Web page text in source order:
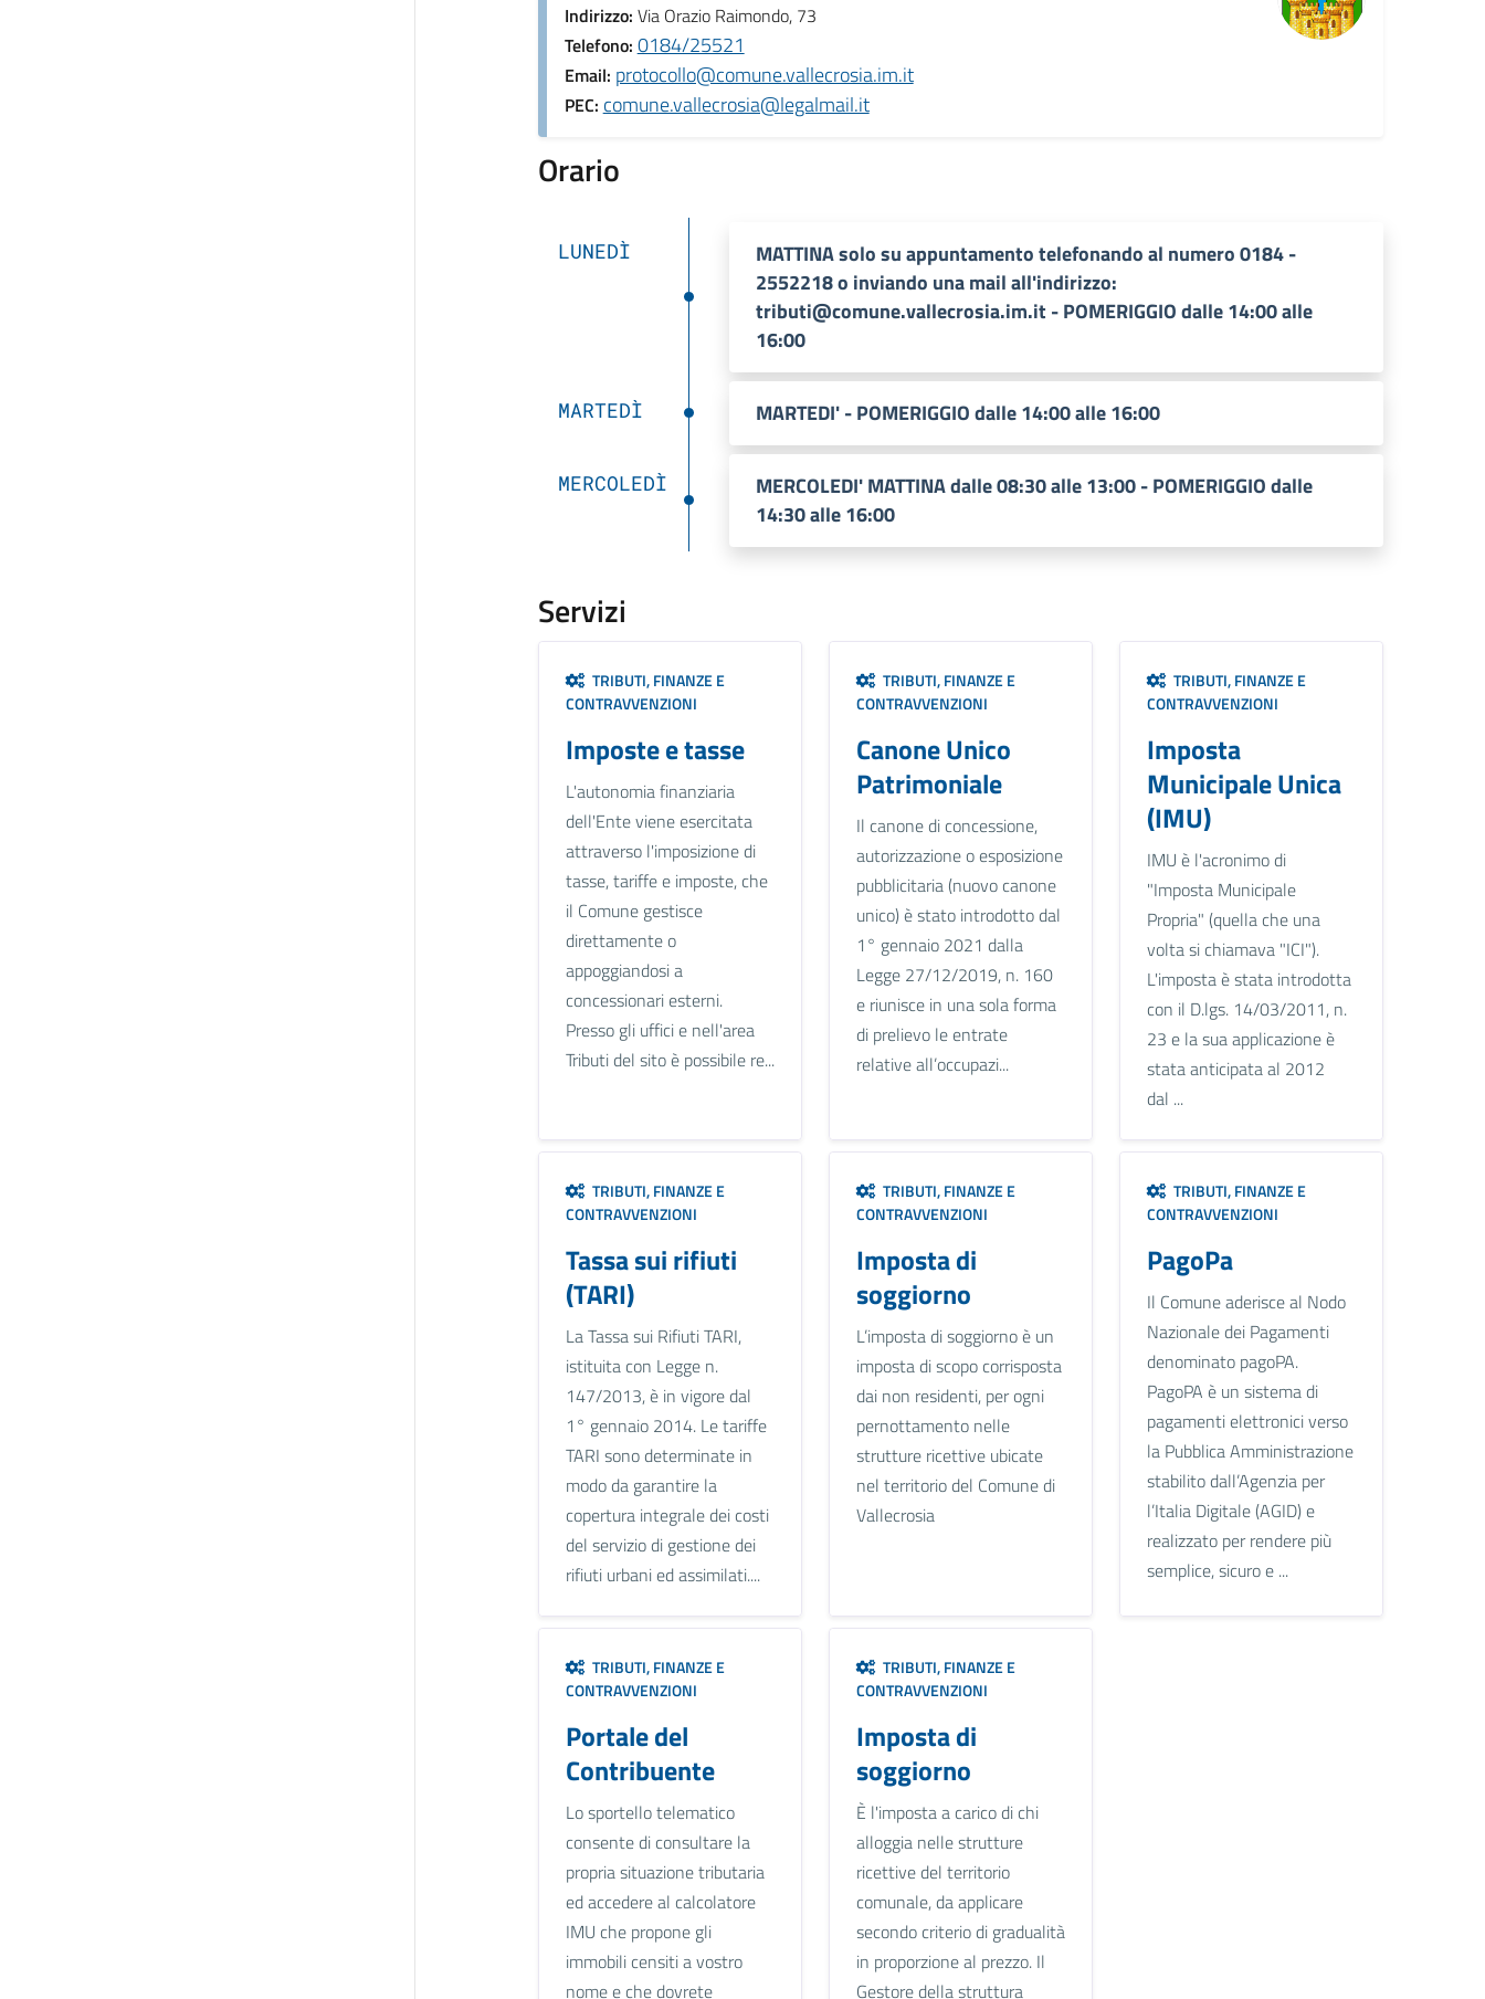
Indirizzo: Via Orazio Raimondo, 73
Telefono: 0184/25521
Email: protocollo@comune.vallecrosia.im.it
PEC: comune.vallecrosia@legalmail.it
Orario
LUNEDÌ
MATTINA solo su appuntamento telefonando al numero 0184 -
2552218 o inviando una mail all'indirizzo:
tributi@comune.vallecrosia.im.it - POMERIGGIO dalle 14:00 alle
16:00
MARTEDÌ MARTEDI' - POMERIGGIO dalle 14:00 alle 16:00
MERCOLEDÌ
MERCOLEDI' MATTINA dalle 08:30 alle 13:00 - POMERIGGIO dalle
14:30 alle 16:00
Servizi
TRIBUTI, FINANZE E
CONTRAVVENZIONI
Imposte e tasse
L'autonomia finanziaria
dell'Ente viene esercitata
attraverso l'imposizione di
tasse, tariffe e imposte, che
il Comune gestisce
direttamente o
appoggiandosi a
concessionari esterni.
Presso gli uffici e nell'area
Tributi del sito è possibile re...
TRIBUTI, FINANZE E
CONTRAVVENZIONI
Canone Unico
Patrimoniale
Il canone di concessione,
autorizzazione o esposizione
pubblicitaria (nuovo canone
unico) è stato introdotto dal
1° gennaio 2021 dalla
Legge 27/12/2019, n. 160
e riunisce in una sola forma
di prelievo le entrate
relative all’occupazi...
TRIBUTI, FINANZE E
CONTRAVVENZIONI
Imposta
Municipale Unica
(IMU)
IMU è l'acronimo di
"Imposta Municipale
Propria" (quella che una
volta si chiamava "ICI").
L'imposta è stata introdotta
con il D.lgs. 14/03/2011, n.
23 e la sua applicazione è
stata anticipata al 2012
dal ...
TRIBUTI, FINANZE E
CONTRAVVENZIONI
Tassa sui rifiuti
(TARI)
La Tassa sui Rifiuti TARI,
istituita con Legge n.
147/2013, è in vigore dal
1° gennaio 2014. Le tariffe
TARI sono determinate in
modo da garantire la
copertura integrale dei costi
del servizio di gestione dei
rifiuti urbani ed assimilati....
TRIBUTI, FINANZE E
CONTRAVVENZIONI
Imposta di
soggiorno
L’imposta di soggiorno è un
imposta di scopo corrisposta
dai non residenti, per ogni
pernottamento nelle
strutture ricettive ubicate
nel territorio del Comune di
Vallecrosia
TRIBUTI, FINANZE E
CONTRAVVENZIONI
PagoPa
Il Comune aderisce al Nodo
Nazionale dei Pagamenti
denominato pagoPA.
PagoPA è un sistema di
pagamenti elettronici verso
la Pubblica Amministrazione
stabilito dall’Agenzia per
l’Italia Digitale (AGID) e
realizzato per rendere più
semplice, sicuro e ...
TRIBUTI, FINANZE E
CONTRAVVENZIONI
Portale del
Contribuente
Lo sportello telematico
consente di consultare la
propria situazione tributaria
ed accedere al calcolatore
IMU che propone gli
immobili censiti a vostro
nome e che dovrete
TRIBUTI, FINANZE E
CONTRAVVENZIONI
Imposta di
soggiorno
È l'imposta a carico di chi
alloggia nelle strutture
ricettive del territorio
comunale, da applicare
secondo criterio di gradualità
in proporzione al prezzo. Il
Gestore della struttura